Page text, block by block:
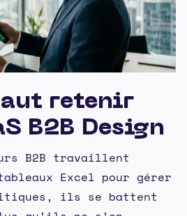
retenir
B2B Design
B2B travaillent
Excel pour gérer
ils se battent